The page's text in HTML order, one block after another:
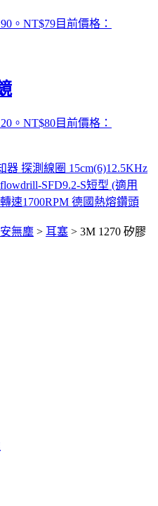
。 NT$79目前價格：
。 NT$80目前價格：
器 探測線圈 15cm(6)12.5KHz
FD9.2-S短型 (適用
速1700RPM 德國熱熔鑽頭
無塵 > 耳塞 > 3M 1270 矽膠